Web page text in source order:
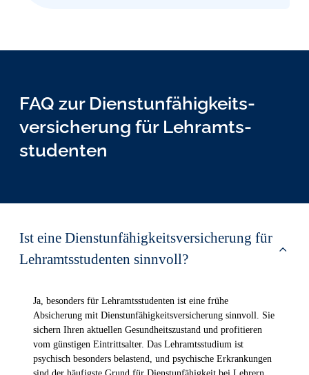
FAQ zur Dienst­unfähig­keits­
versicher­ung für Lehr­amts­
studen­ten
Ist eine Dienst­unfähig­keits­versicher­ung für
Lehr­amts­studen­ten sinnvoll?
Ja, besonders für Lehramtsstudenten ist eine frühe
Absicherung mit Dienstunfähigkeitsversicherung sinnvoll. Sie
sichern Ihren aktuellen Gesundheitszustand und profitieren
vom günstigen Eintrittsalter. Das Lehramtsstudium ist
psychisch besonders belastend, und psychische Erkrankungen